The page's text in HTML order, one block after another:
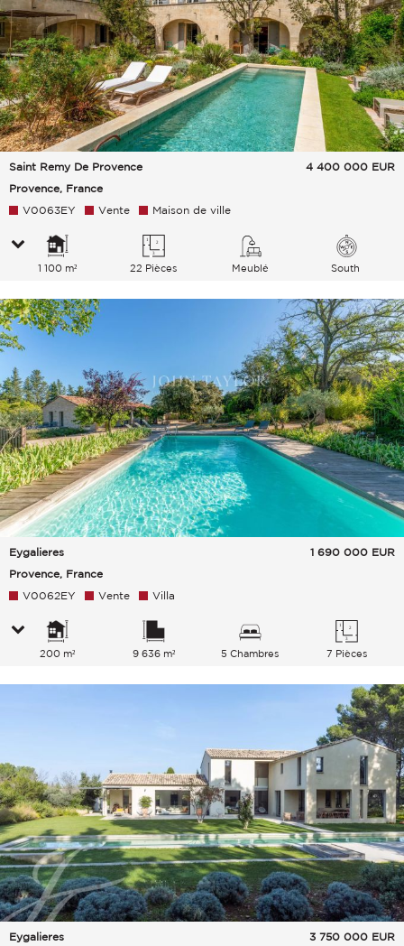
Saint Remy De Provence
Provence, France
4 400 000 EUR
V0063EY Vente Maison de ville
1 100 m² 22 Pièces Meublé South
Eygalieres
Provence, France
1 690 000 EUR
V0062EY Vente Villa
200 m² 9 636 m² 5 Chambres 7 Pièces
Eygalieres
3 750 000 EUR